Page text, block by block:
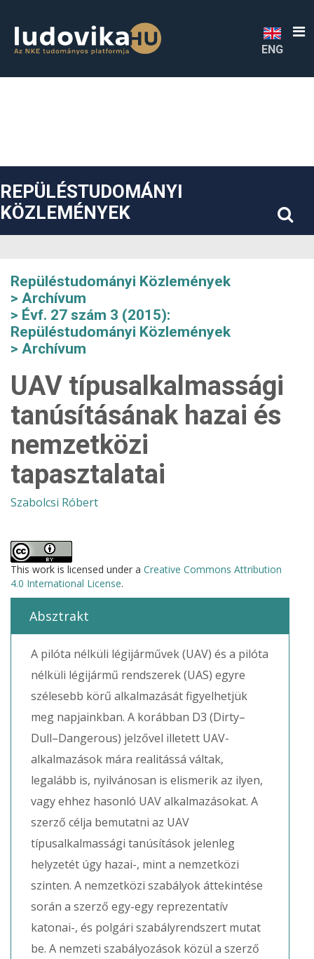
##plugins.themes.bootstrap3.accessible_menu.sidebar##
ENG
REPÜLÉSTUDOMÁNYI
KÖZLEMÉNYEK
Repüléstudományi Közlemények
Archívum
Évf. 27 szám 3 (2015):
Repüléstudományi Közlemények
Archívum
UAV típusalkalmassági
tanúsításának hazai és
nemzetközi
tapasztalatai
Szabolcsi Róbert
This work is licensed under a Creative Commons Attribution
4.0 International License.
Absztrakt
A pilóta nélküli légijárművek (UAV) és a pilóta
nélküli légijármű rendszerek (UAS) egyre
szélesebb körű alkalmazását figyelhetjük
meg napjainkban. A korábban D3 (Dirty–
Dull–Dangerous) jelzővel illetett UAV-
alkalmazások mára realitássá váltak,
legalább is, nyilvánosan is elismerik az ilyen,
vagy ehhez hasonló UAV alkalmazásokat. A
szerző célja bemutatni az UAV
típusalkalmassági tanúsítások jelenleg
helyzetét úgy hazai-, mint a nemzetközi
szinten. A nemzetközi szabályok áttekintése
során a szerző egy-egy reprezentatív
katonai-, és polgári szabályrendszert mutat
be. A nemzeti szabályozások közül a szerző